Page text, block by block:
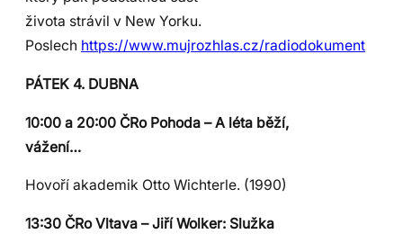
života strávil v New Yorku.
Poslech https://www.mujrozhlas.cz/radiodokument
PÁTEK 4. DUBNA
10:00 a 20:00 ČRo Pohoda – A léta běží,
vážení…
Hovoří akademik Otto Wichterle. (1990)
13:30 ČRo Vltava – Jiří Wolker: Služka